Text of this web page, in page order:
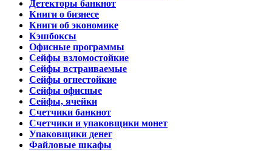
Детекторы банкнот
Книги о бизнесе
Книги об экономике
Кэшбоксы
Офисные программы
Сейфы взломостойкие
Сейфы встраиваемые
Сейфы огнестойкие
Сейфы офисные
Сейфы, ячейки
Счетчики банкнот
Счетчики и упаковщики монет
Упаковщики денег
Файловые шкафы